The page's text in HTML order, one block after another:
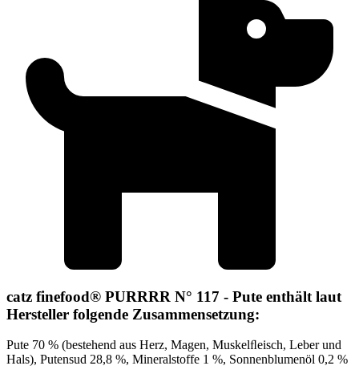
catz finefood® PURRRR N° 117 - Pute enthält laut
Hersteller folgende Zusammensetzung:
Pute 70 % (bestehend aus Herz, Magen, Muskelﬂeisch, Leber und
Hals), Putensud 28,8 %, Mineralstoffe 1 %, Sonnenblumenöl 0,2 %